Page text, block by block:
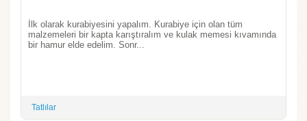
İlk olarak kurabiyesini yapalım. Kurabiye için olan tüm
malzemeleri bir kapta karıştıralım ve kulak memesi kıvamında
bir hamur elde edelim. Sonr...
Tatlılar